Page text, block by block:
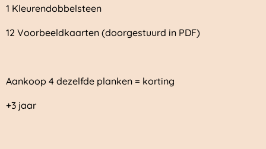
1 Kleurendobbelsteen
12 Voorbeeldkaarten (doorgestuurd in PDF)
Aankoop 4 dezelfde planken = korting
+3 jaar